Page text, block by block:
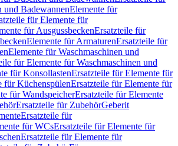
und BadewannenElemente für
für Elemente für
für AusgussbeckenErsatzteile für
Elemente für ArmaturenErsatzteile für
Elemente für Waschmaschinen und
für Elemente für Waschmaschinen und
für KonsollastenErsatzteile für Elemente für
für KüchenspülenErsatzteile für Elemente für
für WandspeicherErsatzteile für Elemente
Ersatzteile für ZubehörGeberit
Ersatzteile für
für WCsErsatzteile für Elemente für
Ersatzteile für Elemente für